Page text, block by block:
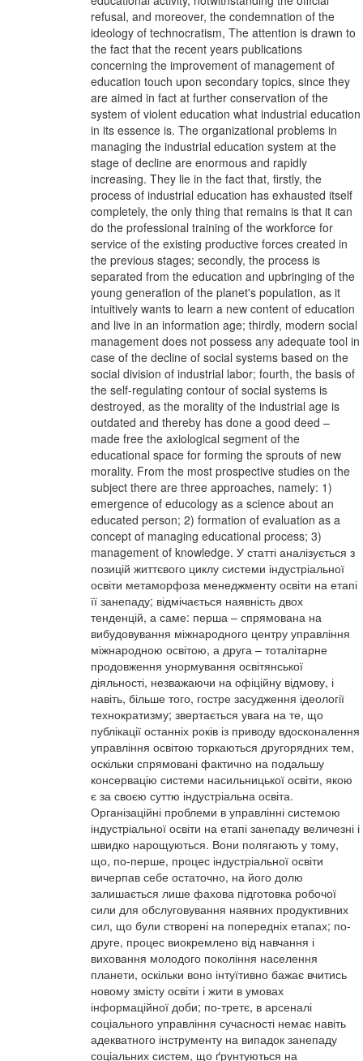
refusal, and moreover, the condemnation of the
ideology of technocratism, The attention is drawn to
the fact that the recent years publications
concerning the improvement of management of
education touch upon secondary topics, since they
are aimed in fact at further conservation of the
system of violent education what industrial education
in its essence is. The organizational problems in
managing the industrial education system at the
stage of decline are enormous and rapidly
increasing. They lie in the fact that, firstly, the
process of industrial education has exhausted itself
completely, the only thing that remains is that it can
do the professional training of the workforce for
service of the existing productive forces created in
the previous stages; secondly, the process is
separated from the education and upbringing of the
young generation of the planet's population, as it
intuitively wants to learn a new content of education
and live in an information age; thirdly, modern social
management does not possess any adequate tool in
case of the decline of social systems based on the
social division of industrial labor; fourth, the basis of
the self-regulating contour of social systems is
destroyed, as the morality of the industrial age is
outdated and thereby has done a good deed –
made free the axiological segment of the
educational space for forming the sprouts of new
morality. From the most prospective studies on the
subject there are three approaches, namely: 1)
emergence of educology as a science about an
educated person; 2) formation of evaluation as a
concept of managing educational process; 3)
management of knowledge. У статті аналізується з
позицій життєвого циклу системи індустріальної
освіти метаморфоза менеджменту освіти на етапі
її занепаду; відмічається наявність двох
тенденцій, а саме: перша – спрямована на
вибудовування міжнародного центру управління
міжнародною освітою, а друга – тоталітарне
продовження унормування освітянської
діяльності, незважаючи на офіційну відмову, і
навіть, більше того, гостре засудження ідеології
технократизму; звертається увага на те, що
публікації останніх років із приводу вдосконалення
управління освітою торкаються другорядних тем,
оскільки спрямовані фактично на подальшу
консервацію системи насильницької освіти, якою
є за своєю суттю індустріальна освіта.
Організаційні проблеми в управлінні системою
індустріальної освіти на етапі занепаду величезні і
швидко нарощуються. Вони полягають у тому,
що, по-перше, процес індустріальної освіти
вичерпав себе остаточно, на його долю
залишається лише фахова підготовка робочої
сили для обслуговування наявних продуктивних
сил, що були створені на попередніх етапах; по-
друге, процес виокремлено від навчання і
виховання молодого покоління населення
планети, оскільки воно інтуїтивно бажає вчитись
новому змісту освіти і жити в умовах
інформаційної доби; по-третє, в арсеналі
соціального управління сучасності немає навіть
адекватного інструменту на випадок занепаду
соціальних систем, що ґрунтуються на